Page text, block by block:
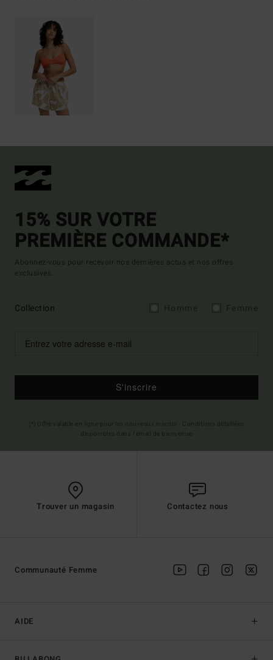
15% SUR VOTRE
PREMIÈRE COMMANDE*
Abonnez-vous pour recevoir nos dernières actus et nos offres
exclusives.
Collection
S'inscrire
Trouver un magasin Contactez nous
AIDE
Communauté Femme